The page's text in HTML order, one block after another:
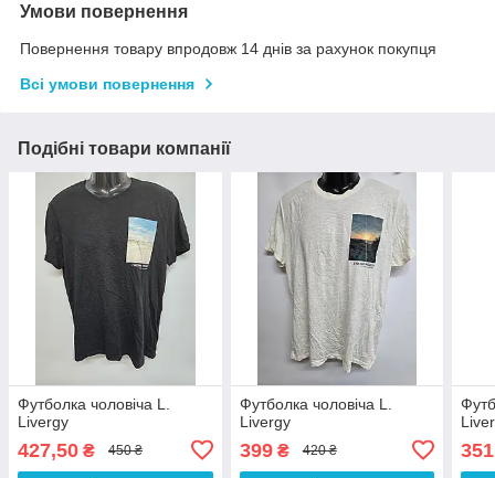
Умови повернення
Повернення товару впродовж 14 днів за рахунок покупця
Всі умови повернення
Подібні товари компанії
Футболка чоловіча L.
Livergy
427,50 ₴ 450 ₴
Футболка чоловіча L.
Livergy
399₴ 420 ₴